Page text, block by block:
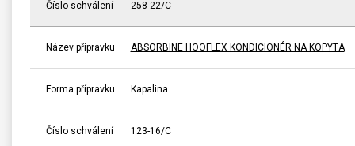
Číslo schválení 258-22/C
Název přípravku ABSORBINE HOOFLEX KONDICIONÉR NA KOPYTA
Forma přípravku Kapalina
Číslo schválení 123-16/C